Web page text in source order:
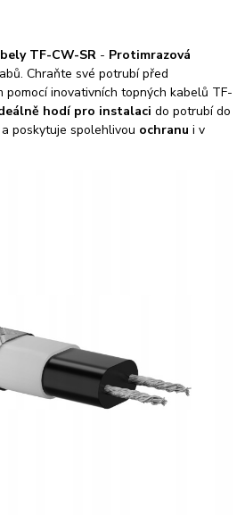
TF-CW-SR - Protimrazová
Chraňte své potrubí před
pomocí inovativních topných kabelů TF-
hodí pro instalaci do potrubí do
a poskytuje spolehlivou ochranu i v